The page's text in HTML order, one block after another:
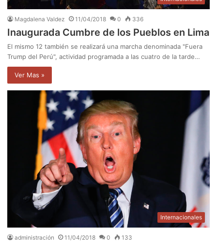
Magdalena Valdez 11/04/2018 0 336
Inaugurada Cumbre de los Pueblos en Lima
El mismo 12 también se realizará una marcha denominada "Fuera
Trump del Perú", actividad programada a las cuatro de la tarde…
Ver Mas »
Internacionales
administración 11/04/2018 0 133